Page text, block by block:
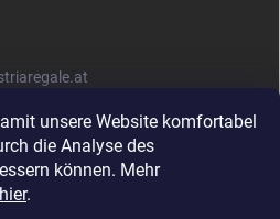
unsere Website komfortabel
die Analyse des
können. Mehr
hier.